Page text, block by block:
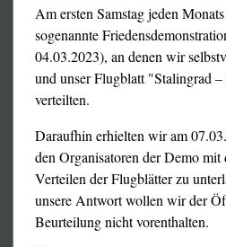
echten! –, dessen Spuren man
Ruinen in Beirut betrachten
allertraurigsten Wunden den
Nationalmuseums geschlagen
gerade an einer innerstädtischen
Krieges lag, und zwar ziemlich
sich in diesen Bürgerkrieg
zu prägen, und dabei einige
aber vorwiegend im Süden des
tatsächlich ein paar
vorgefallen waren, den eigentlich
Am ersten Samstag jeden
sogenannte
04.03.2023), an denen wir
und unser Flugblatt "Stalingrad
verteilten.
Daraufhin erhielten wir am
den Organisatoren der Demo
Verteilen der Flugblätter zu
unsere Antwort wollen wir der
Beurteilung nicht vorenthalten.